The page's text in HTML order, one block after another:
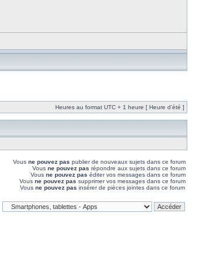
Heures au format UTC + 1 heure [ Heure d’été ]
Vous ne pouvez pas publier de nouveaux sujets dans ce forum
Vous ne pouvez pas répondre aux sujets dans ce forum
Vous ne pouvez pas éditer vos messages dans ce forum
Vous ne pouvez pas supprimer vos messages dans ce forum
Vous ne pouvez pas insérer de pièces jointes dans ce forum